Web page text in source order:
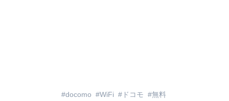
docomo WiFi ドコモ 無料